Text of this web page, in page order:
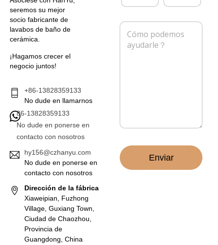
seremos su mejor
socio fabricante de
lavabos de baño de
cerámica.
¡Hagamos crecer el
negocio juntos!
+86-13828359133
No dude en llamarnos
86-13828359133
No dude en ponerse en
contacto con nosotros
hy156@czhanyu.com
No dude en ponerse en
contacto con nosotros
Dirección de la fábrica
Xiaweipian, Fuzhong
Village, Guxiang Town,
Ciudad de Chaozhou,
Provincia de
Guangdong, China
r
e
c
l
f
o
n
M
Enviar